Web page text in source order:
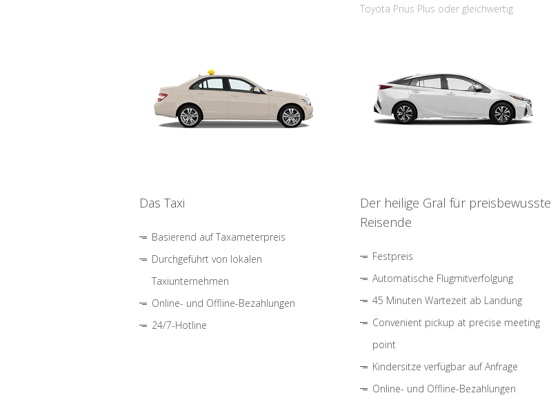
Das Taxi
Basierend auf Taxameterpreis
Durchgeführt von lokalen
Taxiunternehmen
Online- und Offline-Bezahlungen
24/7-Hotline
Toyota Prius Plus oder gleichwertig
Der heilige Gral für preisbewusste
Reisende
Festpreis
Automatische Flugmitverfolgung
45 Minuten Wartezeit ab Landung
Convenient pickup at precise meeting
point
Kindersitze verfügbar auf Anfrage
Online- und Offline-Bezahlungen